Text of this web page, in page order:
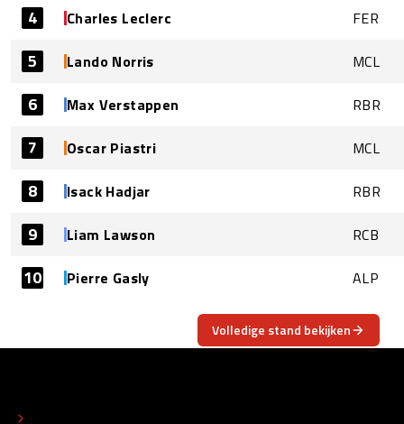
4 Charles Leclerc FER
5 Lando Norris MCL
6 Max Verstappen RBR
7 Oscar Piastri MCL
8 Isack Hadjar RBR
9 Liam Lawson RCB
10 Pierre Gasly ALP
Volledige stand bekijken